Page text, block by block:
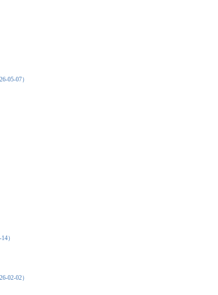
05-07）
）
02-02）